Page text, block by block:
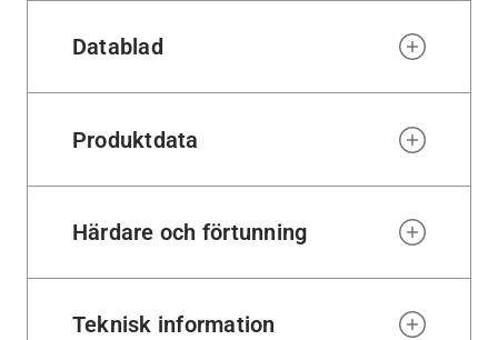
Datablad
Produktdata
Härdare och förtunning
Teknisk information